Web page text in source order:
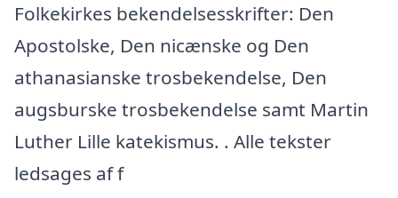
Folkekirkes bekendelsesskrifter: Den
Apostolske, Den nicænske og Den
athanasianske trosbekendelse, Den
augsburske trosbekendelse samt Martin
Luther Lille katekismus. . Alle tekster
ledsages af f